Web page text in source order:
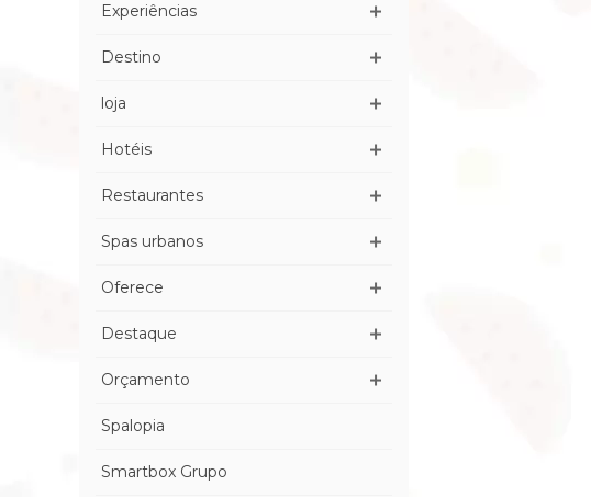
Experiências
Destino
loja
Hotéis
Restaurantes
Spas urbanos
Oferece
Destaque
Orçamento
Spalopia
Smartbox Grupo